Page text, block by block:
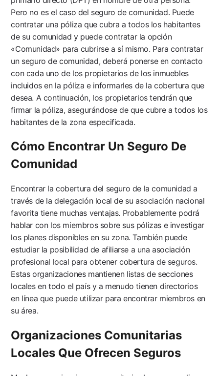
Pero no es el caso del seguro de comunidad. Puede
contratar una póliza que cubra a todos los habitantes
de su comunidad y puede contratar la opción
«Comunidad» para cubrirse a sí mismo. Para contratar
un seguro de comunidad, deberá ponerse en contacto
con cada uno de los propietarios de los inmuebles
incluidos en la póliza e informarles de la cobertura que
desea. A continuación, los propietarios tendrán que
firmar la póliza, asegurándose de que cubre a todos los
habitantes de la zona especificada.
Cómo Encontrar Un Seguro De
Comunidad
Encontrar la cobertura del seguro de la comunidad a
través de la delegación local de su asociación nacional
favorita tiene muchas ventajas. Probablemente podrá
hablar con los miembros sobre sus pólizas e investigar
los planes disponibles en su zona. También puede
estudiar la posibilidad de afiliarse a una asociación
profesional local para obtener cobertura de seguros.
Estas organizaciones mantienen listas de secciones
locales en todo el país y a menudo tienen directorios
en línea que puede utilizar para encontrar miembros en
su área.
Organizaciones Comunitarias
Locales Que Ofrecen Seguros